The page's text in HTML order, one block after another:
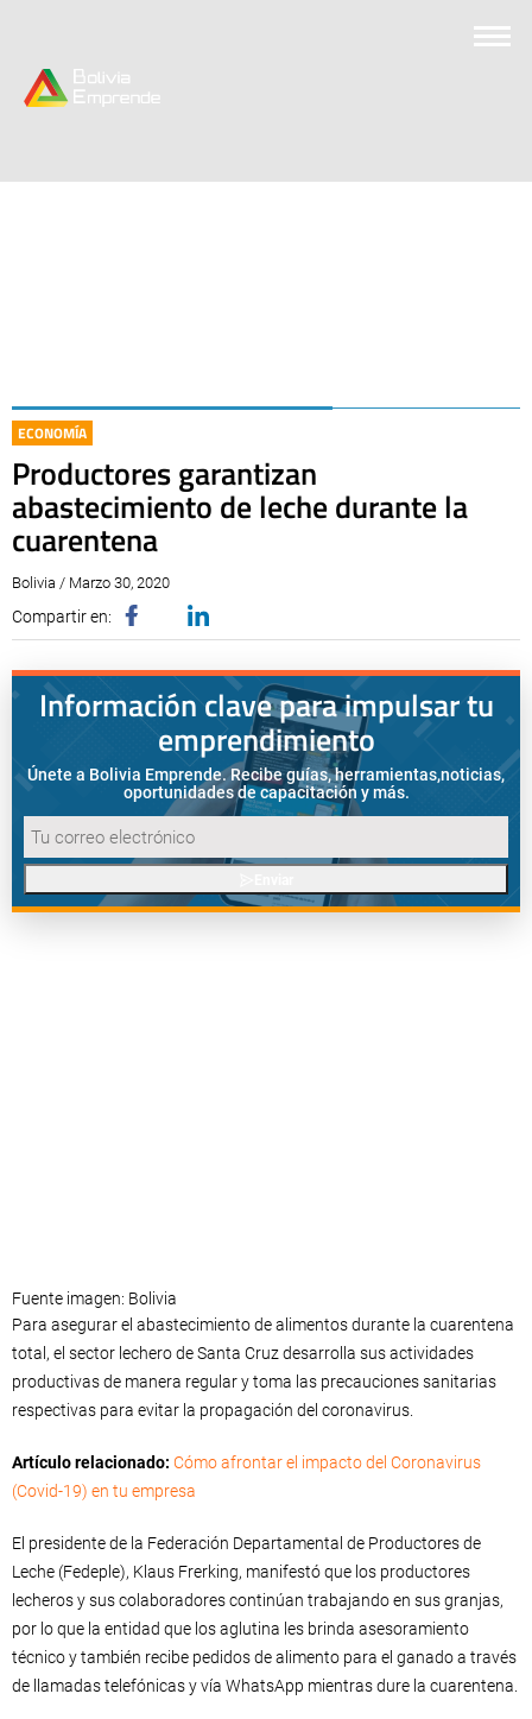
ECONOMÍA
Productores garantizan
abastecimiento de leche durante la
cuarentena
Bolivia / Marzo 30, 2020
Compartir en:
Información clave para impulsar tu
emprendimiento
Únete a Bolivia Emprende. Recibe guías, herramientas,noticias,
oportunidades de capacitación y más.
Fuente imagen: Bolivia
Para asegurar el abastecimiento de alimentos durante la cuarentena
total, el sector lechero de Santa Cruz desarrolla sus actividades
productivas de manera regular y toma las precauciones sanitarias
respectivas para evitar la propagación del coronavirus.
Artículo relacionado: Cómo afrontar el impacto del Coronavirus
(Covid-19) en tu empresa
El presidente de la Federación Departamental de Productores de
Leche (Fedeple), Klaus Frerking, manifestó que los productores
lecheros y sus colaboradores continúan trabajando en sus granjas,
por lo que la entidad que los aglutina les brinda asesoramiento
técnico y también recibe pedidos de alimento para el ganado a través
de llamadas telefónicas y vía WhatsApp mientras dure la cuarentena.